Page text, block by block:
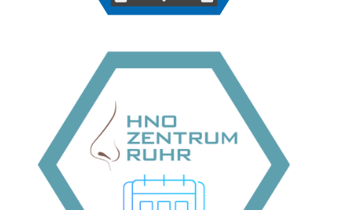
Gemeinschaftspraxis, nutzt Dubidoc, Idana und
Selbst-Check-in-Terminals für digitale
Arbeitsabläufe.
Zur Case Study